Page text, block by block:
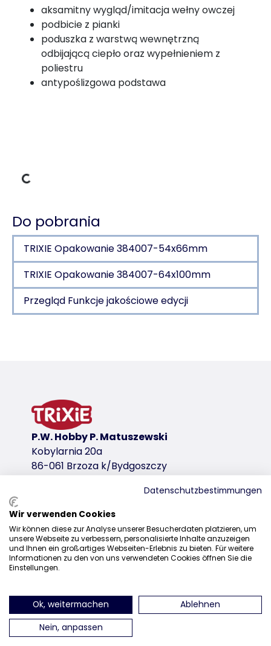
aksamitny wygląd/imitacja wełny owczej
podbicie z pianki
poduszka z warstwą wewnętrzną
odbijającą ciepło oraz wypełnieniem z
poliestru
antypoślizgowa podstawa
Do pobrania
TRIXIE Opakowanie 384007-54x66mm
TRIXIE Opakowanie 384007-64x100mm
Przegląd Funkcje jakościowe edycji
aksamitny wygląd/imitacja wełny owczej
podbicie z pianki
poduszka z warstwą wewnętrzną odbijającą
antypoślizgowa podstawa
wariant produktu
wariant produktu: unikalny numer
Wymiary
Kolor
szary/biały-czarny
TRIXIE Opakowanie 384007-54x66mm
TRIXIE Opakowanie 384007-64x100mm
Przegląd Funkcje jakościowe edycji
P.W. Hobby P. Matuszewski
Kobylarnia 20a
86-061 Brzoza k/Bydgoszczy
Dystrybucja
+48 52 381 07 31
kontakt@trixiepolska.pl
znajdź nas na Instagramieznajdź nas na Facebooku
znajdź nas
Datenschutzbestimmungen
Wir verwenden Cookies
Wir können diese zur Analyse unserer Besucherdaten platzieren, um
unsere Webseite zu verbessern, personalisierte Inhalte anzuzeigen
und Ihnen ein großartiges Webseiten-Erlebnis zu bieten. Für weitere
Informationen zu den von uns verwendeten Cookies öffnen Sie die
Einstellungen.
Ok, weitermachen
Ablehnen
Nein, anpassen